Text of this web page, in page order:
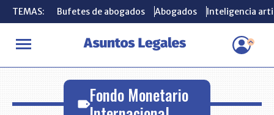
TEMAS: Bufetes de abogados Abogados Inteligencia
INICIO Fondo Monetario Internacional
TEMAS: Bufetes de abogados Abogados Inteligencia
Fondo Monetario